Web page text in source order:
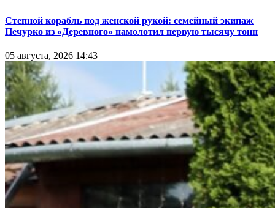
Степной корабль под женской рукой: семейный экипаж
Печурко из «Деревного» намолотил первую тысячу тонн
05 августа, 2026 14:43